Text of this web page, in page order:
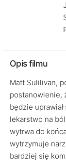
Opis filmu
Matt Sulilivan,
postanowienie,
będzie
lekarstwo na
wytrwa do
wytrzymuje
bardziej się